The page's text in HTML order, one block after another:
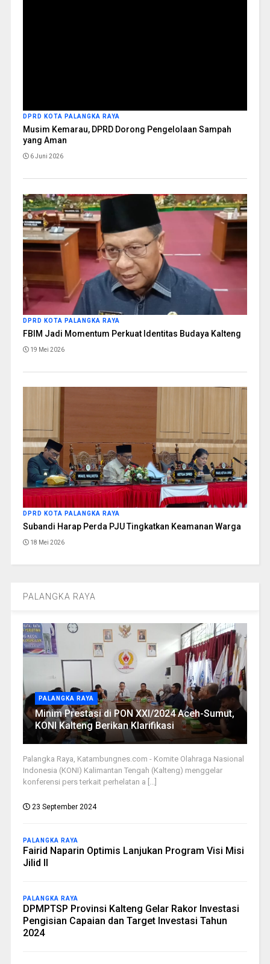
DPRD KOTA PALANGKA RAYA
Musim Kemarau, DPRD Dorong Pengelolaan Sampah
yang Aman
6 Juni 2026
DPRD KOTA PALANGKA RAYA
FBIM Jadi Momentum Perkuat Identitas Budaya Kalteng
19 Mei 2026
DPRD KOTA PALANGKA RAYA
Subandi Harap Perda PJU Tingkatkan Keamanan Warga
18 Mei 2026
PALANGKA RAYA
PALANGKA RAYA
Minim Prestasi di PON XXI/2024 Aceh-Sumut,
KONI Kalteng Berikan Klarifikasi
Palangka Raya, Katambungnes.com - Komite Olahraga Nasional
Indonesia (KONI) Kalimantan Tengah (Kalteng) menggelar
konferensi pers terkait perhelatan a [...]
23 September 2024
PALANGKA RAYA
Fairid Naparin Optimis Lanjukan Program Visi Misi
Jilid II
PALANGKA RAYA
DPMPTSP Provinsi Kalteng Gelar Rakor Investasi
Pengisian Capaian dan Target Investasi Tahun
2024